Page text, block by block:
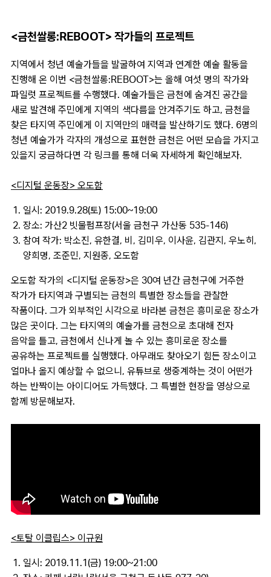
<금천쌀롱:REBOOT> 작가들의 프로젝트
지역에서 청년 예술가들을 발굴하여 지역과 연계한 예술 활동을
진행해 온 이번 <금천쌀롱:REBOOT>는 올해 여섯 명의 작가와
파일럿 프로젝트를 수행했다. 예술가들은 금천에 숨겨진 공간을
새로 발견해 주민에게 지역의 색다름을 안겨주기도 하고, 금천을
찾은 타지역 주민에게 이 지역만의 매력을 발산하기도 했다. 6명의
청년 예술가가 각자의 개성으로 표현한 금천은 어떤 모습을 가지고
있을지 궁금하다면 각 링크를 통해 더욱 자세하게 확인해보자.
<디지털 운동장> 오도함
일시: 2019.9.28(토) 15:00~19:00
장소: 가산2 빗물펌프장(서울 금천구 가산동 535-146)
참여 작가: 박소진, 유한결, 비, 김미우, 이사윤, 김관지, 우노히,
양희명, 조준민, 지원종, 오도함
오도함 작가의 <디지털 운동장>은 30여 년간 금천구에 거주한
작가가 타지역과 구별되는 금천의 특별한 장소들을 관찰한
작품이다. 그가 외부적인 시각으로 바라본 금천은 흥미로운 장소가
많은 곳이다. 그는 타지역의 예술가를 금천으로 초대해 전자
음악을 틀고, 금천에서 신나게 놀 수 있는 흥미로운 장소를
공유하는 프로젝트를 실행했다. 아무래도 찾아오기 힘든 장소이고
얼마나 올지 예상할 수 없으니, 유튜브로 생중계하는 것이 어떤가
하는 반짝이는 아이디어도 가득했다. 그 특별한 현장을 영상으로
함께 방문해보자.
<토탈 이클립스> 이규원
일시: 2019.11.1(금) 19:00~21:00